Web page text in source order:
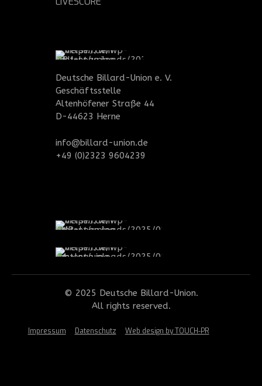
Deutsche Billard-Union e. V.
Geschäftsstelle
Altenhöfener Straße 44
D-44623 Herne
info@billard-union.de
+49 (0)2323 9604239
© 2025 Deutsche Billard-Union.
All rights reserved.
Impressum Datenschutz Web design by TOUCH-PR